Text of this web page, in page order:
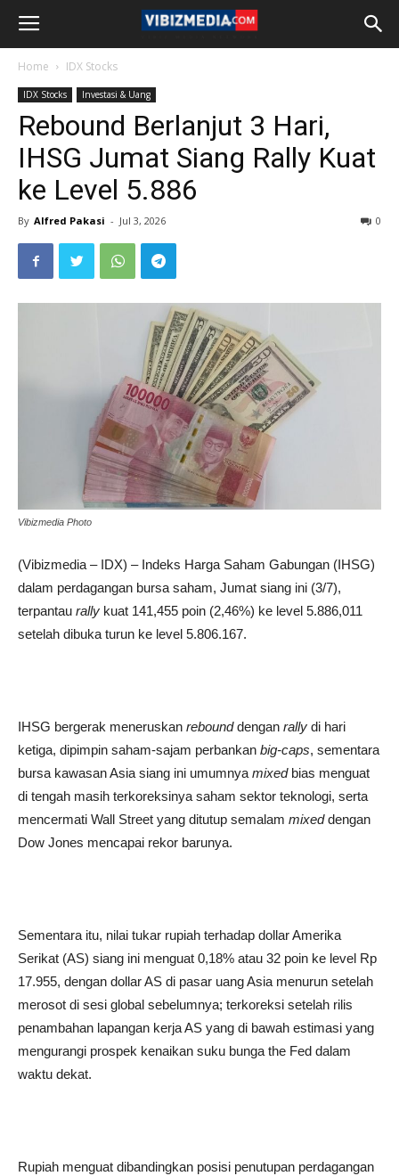
Home IDX Stocks
IDX Stocks Investasi & Uang
Rebound Berlanjut 3 Hari,
IHSG Jumat Siang Rally Kuat
ke Level 5.886
By Alfred Pakasi - Jul 3, 2026 0
Vibizmedia Photo
(Vibizmedia – IDX) – Indeks Harga Saham Gabungan (IHSG)
dalam perdagangan bursa saham, Jumat siang ini (3/7),
terpantau rally kuat 141,455 poin (2,46%) ke level 5.886,011
setelah dibuka turun ke level 5.806.167.
IHSG bergerak meneruskan rebounddengan rally di hari
ketiga, dipimpin saham-sajam perbankan big-caps, sementara
bursa kawasan Asia siang ini umumnya mixedbias menguat
di tengah masih terkoreksinya saham sektor teknologi, serta
mencermati Wall Street yang ditutup semalam mixeddengan
Dow Jones mencapai rekor barunya.
Sementara itu, nilai tukar rupiah terhadap dollar Amerika
Serikat (AS) siang ini menguat 0,18% atau 32 poin ke level Rp
17.955, dengan dollar AS di pasar uang Asia menurun setelah
merosot di sesi global sebelumnya; terkoreksi setelah rilis
penambahan lapangan kerja AS yang di bawah estimasi yang
mengurangi prospek kenaikan suku bunga the Fed dalam
waktu dekat.
Rupiah menguat dibandingkan posisi penutupan perdagangan